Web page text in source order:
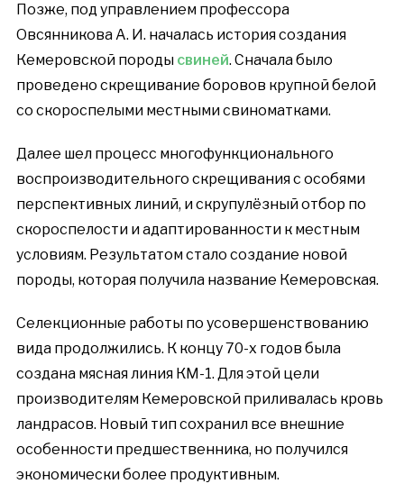
Позже, под управлением профессора
Овсянникова А. И. началась история создания
Кемеровской породы свиней. Сначала было
проведено скрещивание боровов крупной белой
со скороспелыми местными свиноматками.
Далее шел процесс многофункционального
воспроизводительного скрещивания с особями
перспективных линий, и скрупулёзный отбор по
скороспелости и адаптированности к местным
условиям. Результатом стало создание новой
породы, которая получила название Кемеровская.
Селекционные работы по усовершенствованию
вида продолжились. К концу 70-х годов была
создана мясная линия КМ-1. Для этой цели
производителям Кемеровской приливалась кровь
ландрасов. Новый тип сохранил все внешние
особенности предшественника, но получился
экономически более продуктивным.